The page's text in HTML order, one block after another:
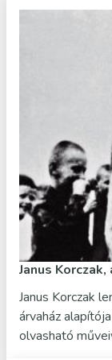
Janus
Janus Korczak
árvaház
olvasható